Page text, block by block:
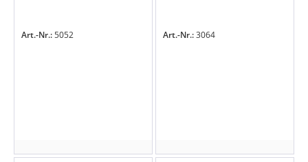
Art.-Nr.:5052 Art.-Nr.:3064